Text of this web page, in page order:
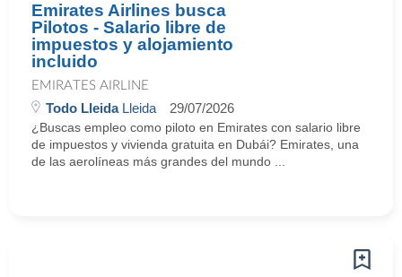
Emirates Airlines busca
Pilotos - Salario libre de
impuestos y alojamiento
incluido
EMIRATES AIRLINE
Todo LleidaLleida 29/07/2026
¿Buscas empleo como piloto en Emirates con salario libre
de impuestos y vivienda gratuita en Dubái? Emirates, una
de las aerolíneas más grandes del mundo ...